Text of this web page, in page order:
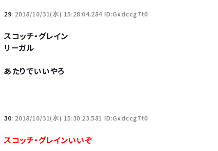
29: 2018/10/31(水) 15:28:04.284 ID:Gxdccg7t0
スコッチ・グレイン
リーガル
あたりでいいやろ
30: 2018/10/31(水) 15:30:23.581 ID:Gxdccg7t0
スコッチ・グレインいいぞ